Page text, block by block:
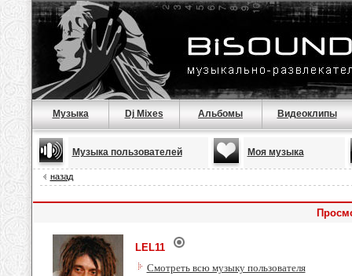
Музыка Dj Mixes Альбомы Видеоклипы
Музыка пользователей Моя музыка
назад
LEL11
Смотреть всю музыку пользователя